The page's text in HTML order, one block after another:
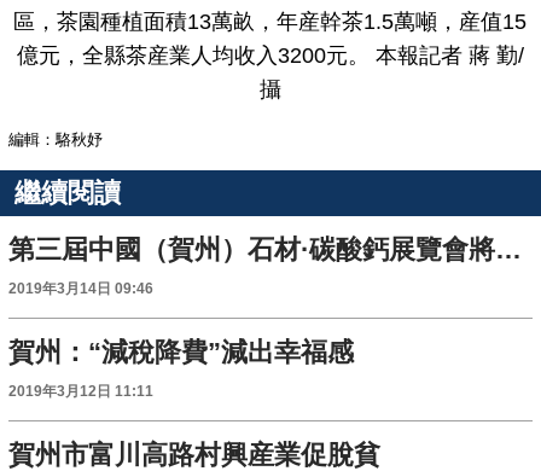
區，茶園種植面積13萬畝，年産幹茶1.5萬噸，産值15
億元，全縣茶産業人均收入3200元。 本報記者 蔣 勤/
攝
編輯：駱秋妤
繼續閱讀
第三屆中國（賀州）石材·碳酸鈣展覽會將於9月16日舉辦
2019年3月14日 09:46
賀州：“減稅降費”減出幸福感
2019年3月12日 11:11
賀州市富川高路村興産業促脫貧